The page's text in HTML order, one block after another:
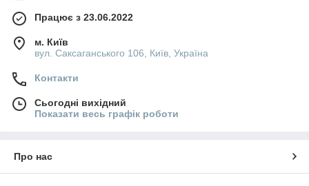
Працює з 23.06.2022
м. Київ
вул. Саксаганського 106, Київ, Україна
Контакти
Сьогодні вихідний
Показати весь графік роботи
Про нас